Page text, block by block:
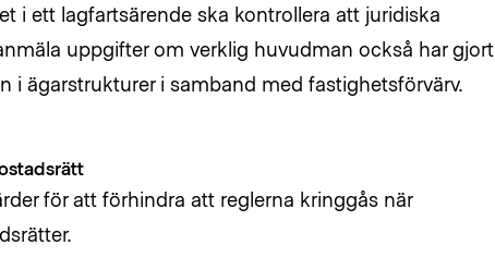
i ett lagfartsärende ska kontrollera att juridiska
uppgifter om verklig huvudman också har gjort
i ägarstrukturer i samband med fastighetsförvärv.
för att förhindra att reglerna kringgås när